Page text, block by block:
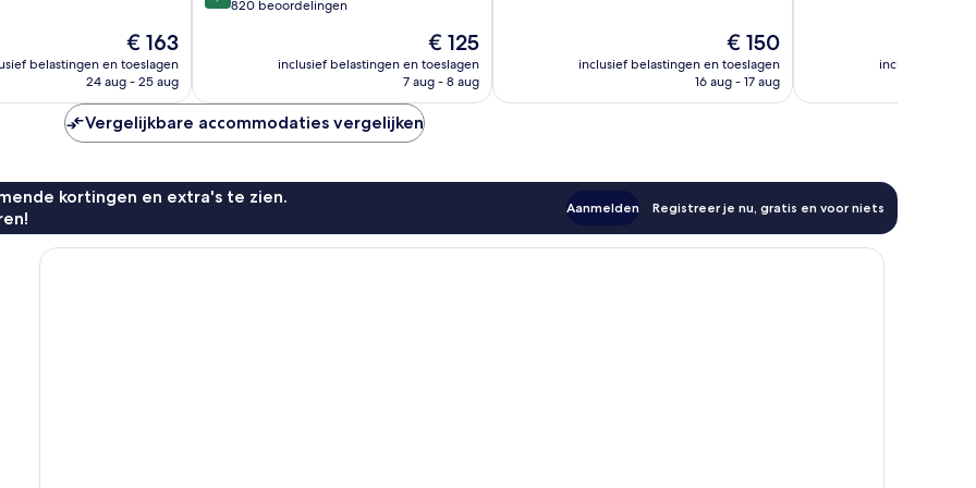
De
prijs
is
€ 163
belastingen en toeslagen
24 aug - 25 aug
van820 beoordelingen
De
prijs
is
€ 125
inclusief belastingen en toeslagen
7 aug - 8 aug
beoordelingen
De
prijs
is
€ 150
inclusief belastingen en toeslagen
16 aug - 17 aug
beoordelingeninclusief
Vergelijkbare accommodaties vergelijken
kortingen en extra's te zien.
Aanmelden Registreer je nu, gratis en voor niets